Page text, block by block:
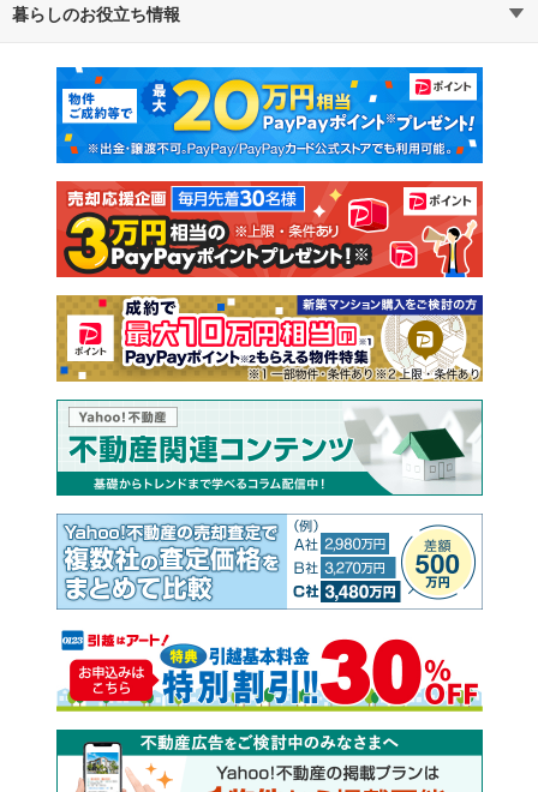
通勤・通学時間から探す
不動産・住宅
新築マンション 中古マンション
新築一戸建て 中古一戸建て
注文住宅 土地
売却査定
暮らしのお役立ち情報
マンションカタログ 教えて！住まいの先生